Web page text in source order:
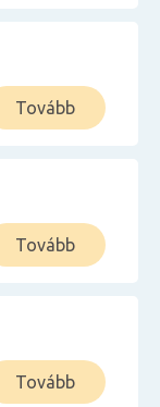
Tovább
Tovább
Tovább